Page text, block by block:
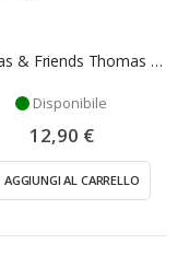
Thomas & Friends Thomas e Terence Treno Giocattolo Motorizzato Mattel
Disponibile
12,90 €
AGGIUNGI AL CARRELLO